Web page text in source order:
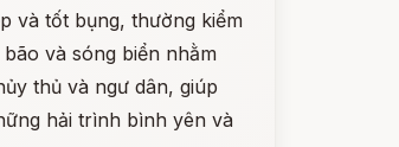
và tốt bụng, thường kiểm
và sóng biển nhằm
thủ và ngư dân, giúp
hải trình bình yên và